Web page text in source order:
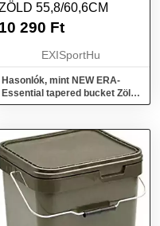
55,8/60,6CM
10 290 Ft
EXISportHu
Hasonlók, mint NEW ERA-
Essential tapered bucket Zöld
55,8/60,6cm